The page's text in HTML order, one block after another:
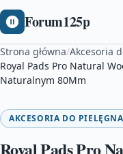
Forum125p
Strona główna/Akcesoria
Royal Pads Pro Natural
Naturalnym 80Mm
AKCESORIA DO
Royal Pads Pro